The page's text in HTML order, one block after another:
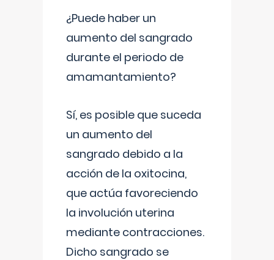
¿Puede haber un
aumento del sangrado
durante el periodo de
amamantamiento?
Sí, es posible que suceda
un aumento del
sangrado debido a la
acción de la oxitocina,
que actúa favoreciendo
la involución uterina
mediante contracciones.
Dicho sangrado se